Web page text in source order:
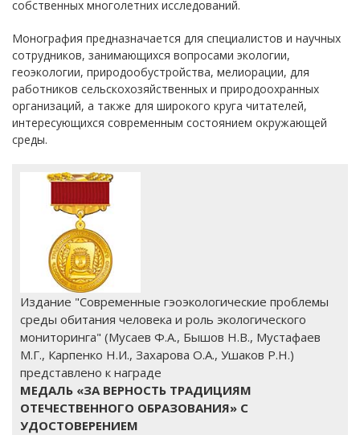
собственных многолетних исследований.
Монография предназначается для специалистов и научных
сотрудников, занимающихся вопросами экологии,
геоэкологии, природообустройства, мелиорации, для
работников сельскохозяйственных и природоохранных
организаций, а также для широкого круга читателей,
интересующихся современным состоянием окружающей
среды.
Издание "Современные гэоэкологические проблемы
среды обитания человека и роль экологического
мониторинга" (Мусаев Ф.А., Бышов Н.В., Мустафаев
М.Г., Карпенко Н.И., Захарова О.А., Ушаков Р.Н.)
представлено к награде
МЕДАЛЬ «ЗА ВЕРНОСТЬ ТРАДИЦИЯМ
ОТЕЧЕСТВЕННОГО ОБРАЗОВАНИЯ» С
УДОСТОВЕРЕНИЕМ